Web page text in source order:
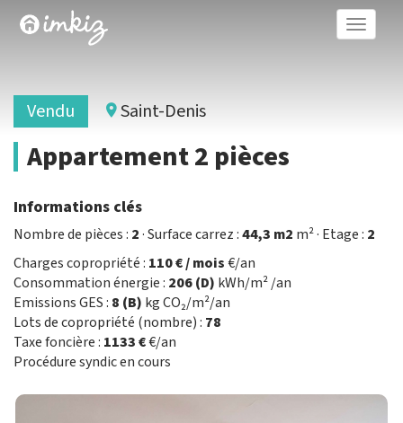
Toggle
Vendu Saint-Denis
Appartement 2 pièces
Informations clés
Nombre de pièces : 2· Surface carrez :44,3 m2 m² · Etage : 2
Charges copropriété : 110 € / mois€/an
Consommation énergie : 206 (D) kWh/m² /an
Emissions GES : 8 (B) kg CO₂/m²/an
Lots de copropriété (nombre) : 78
Taxe foncière : 1133 €€/an
Procédure syndic en cours